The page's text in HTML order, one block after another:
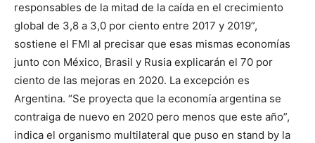
responsables de la mitad de la caída en el crecimiento
global de 3,8 a 3,0 por ciento entre 2017 y 2019”,
sostiene el FMI al precisar que esas mismas economías
junto con México, Brasil y Rusia explicarán el 70 por
ciento de las mejoras en 2020. La excepción es
Argentina. “Se proyecta que la economía argentina se
contraiga de nuevo en 2020 pero menos que este año”,
indica el organismo multilateral que puso en stand by la